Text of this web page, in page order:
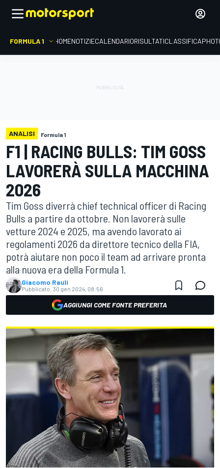
FORMULA 1 HOMENOTIZIECALENDARIORISULTATICLASSIFICA
ANALISI Formula 1
F1 | RACING BULLS: TIM GOSS
LAVORERÀ SULLA MACCHINA
2026
Tim Goss diverrà chief technical officer di Racing
Bulls a partire da ottobre. Non lavorerà sulle
vetture 2024 e 2025, ma avendo lavorato ai
regolamenti 2026 da direttore tecnico della FIA,
potrà aiutare non poco il team ad arrivare pronta
alla nuova era della Formula 1.
Giacomo Rauli
Pubblicato: 30 gen 2024, 08:56
AGGIUNGI COME FONTE PREFERITA